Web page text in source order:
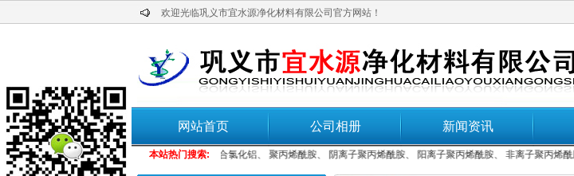
欢迎光临巩义市宜水源净化材料有限公司官方网站！
网站首页 公司相册 新闻资讯
本站热门搜索:
工业葡萄糖、聚合氯化铝、聚丙烯酰胺、阴离子聚丙烯酰胺、阳离子聚丙烯酰胺、非离子聚丙烯酰胺